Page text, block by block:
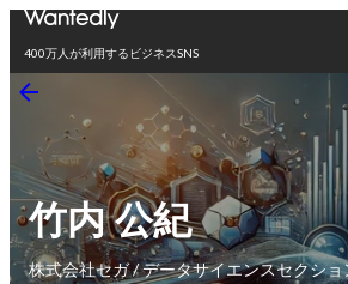
400万人が利用するビジネスSNS
竹内 公紀
株式会社セガ / データサイエンスセクショ